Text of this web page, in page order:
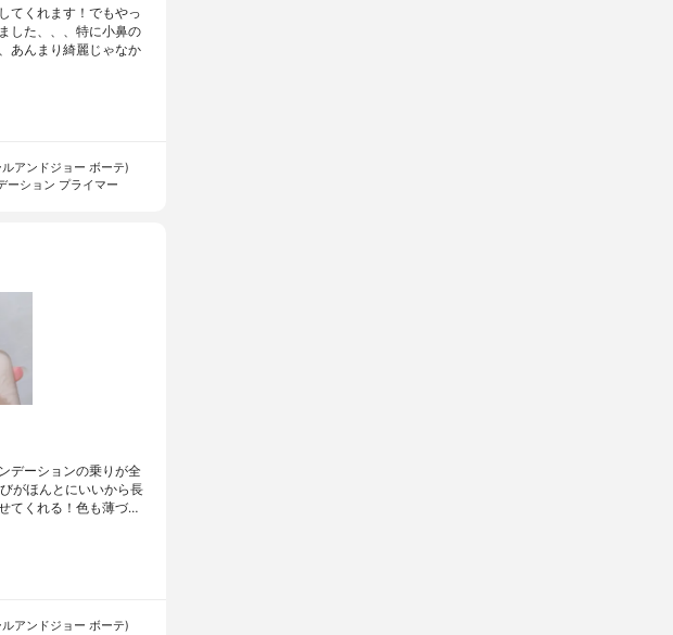
てくれます！でもやっ
した、、、特に小鼻の
あんまり綺麗じゃなか
ルアンドジョー ボーテ)
ーション プライマー
デーションの乗りが全
がほんとにいいから長
てくれる！色も薄づ…
ルアンドジョー ボーテ)